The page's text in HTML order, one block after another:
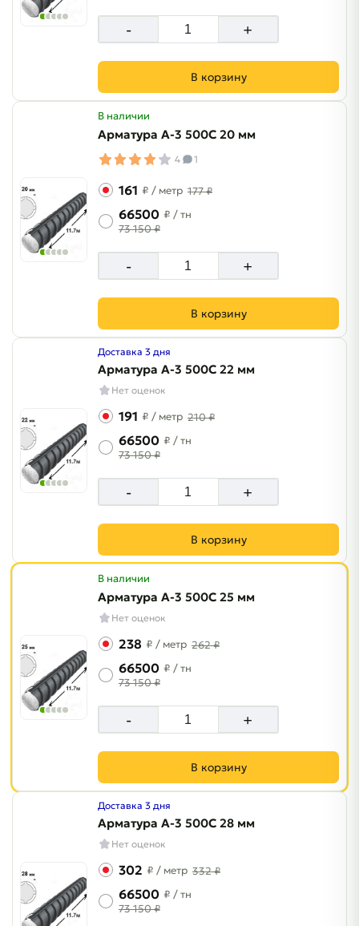
- +
В корзину
В наличии
Арматура A-3 500C 20 мм
4 1
161 ₽ / метр 177 ₽
66500 ₽ / тн
73 150 ₽
- +
В корзину
Доставка 3 дня
Арматура A-3 500C 22 мм
Нет оценок
191 ₽ / метр 210 ₽
66500 ₽ / тн
73 150 ₽
- +
В корзину
В наличии
Арматура A-3 500C 25 мм
Нет оценок
238 ₽ / метр 262 ₽
66500 ₽ / тн
73 150 ₽
- +
В корзину
Доставка 3 дня
Арматура A-3 500C 28 мм
Нет оценок
302 ₽ / метр 332 ₽
66500 ₽ / тн
73 150 ₽